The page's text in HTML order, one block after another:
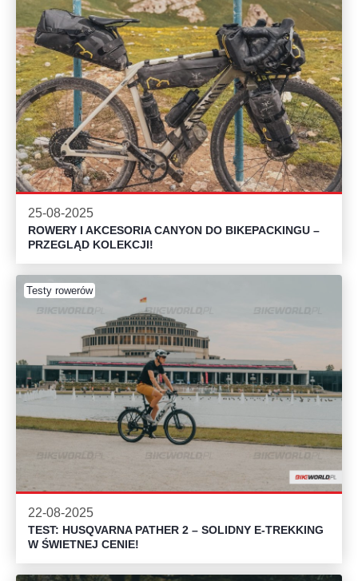
25-08-2025
ROWERY I AKCESORIA CANYON DO BIKEPACKINGU –
PRZEGLĄD KOLEKCJI!
Testy rowerów
22-08-2025
TEST: HUSQVARNA PATHER 2 – SOLIDNY E-TREKKING
W ŚWIETNEJ CENIE!